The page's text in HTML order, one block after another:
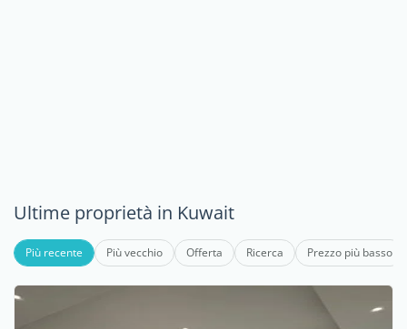
Ultime proprietà in Kuwait
Più recente Più vecchio Offerta Ricerca Prezzo più basso